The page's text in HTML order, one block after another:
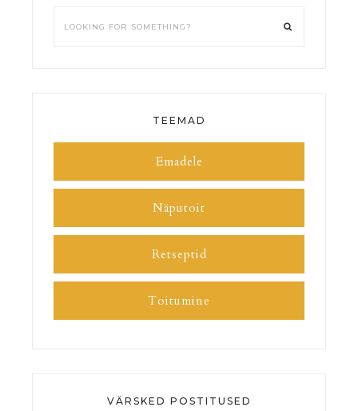
TEEMAD
Emadele
Näputoit
Retseptid
Toitumine
VÄRSKED POSTITUSED